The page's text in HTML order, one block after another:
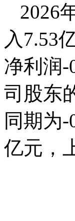
2026
入7.53
净利润-
司股东
同期为
亿元，